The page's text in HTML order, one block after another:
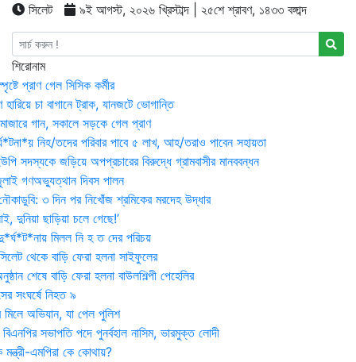
সিলেট ৯ই আগস্ট, ২০২৬ খ্রিস্টাব্দ | ২৫শে শ্রাবণ, ১৪৩৩ বঙ্গাব্দ
শিরোনাম
প্রাণ গেল সিসিক কর্মীর
হারিয়ে চা বাগানে ট্রাক, যানজটে ভোগান্তি
গান, সকালে সড়কে গেল প্রাণ
নিহ/তদের পরিবার পাবে ৫ লাখ, আহ/তরাও পাবেন সহায়তা
সদস্যকে জড়িয়ে অপপ্রচারের বিরুদ্ধে গ্রামবাসীর মানববন্ধন
গণঅভ্যুত্থান দিবস পালন
৩ দিন পর নিখোঁজ শ্রমিকের মরদেহ উদ্ধার
দুনিয়া ছাড়িয়া চলে গেছে!’
মিলল নি হ ত দের পরিচয়
থেকে বাড়ি ফেরা হলনা সাইফুলের
শেষে বাড়ি ফেরা হলনা বাউলশিল্পী পেহেলির
সংঘর্ষে নিহত ৯
মিলে অভিযান, যা পেল পুলিশ
সভাপতি পদে পুনর্বহাল নাসিম, ভারমুক্ত লোদী
মন্ত্রী-এমপিরা কে কোথায়?